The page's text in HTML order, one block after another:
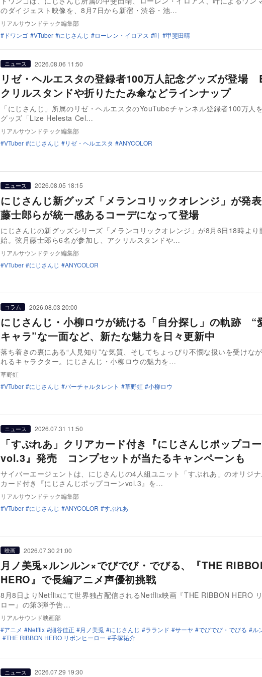
のダイジェスト映像を、8月7日から新宿・渋谷・池…
リアルサウンドテック編集部
ドワンゴ
VTuber にじさんじ ローレン・イロアス 叶 甲斐田晴
ニュース 2026.08.06 11:50
リゼ・ヘルエスタの登録者100万人記念グッズが登場
クリルスタンドや折りたたみ傘などラインナップ
「にじさんじ」所属のリゼ・ヘルエスタのYouTubeチャンネル登録者100万人
グッズ「Lize Helesta Cel…
リアルサウンドテック編集部
VTuber
にじさんじ リゼ・ヘルエスタ ANYCOLOR
ニュース 2026.08.05 18:15
にじさんじ新グッズ「メランコリックオレンジ」が発
藤士郎らが統一感あるコーデになって登場
にじさんじの新グッズシリーズ「メランコリックオレンジ」が8月6日18時より
始。弦月藤士郎ら6名が参加し、アクリルスタンドや…
リアルサウンドテック編集部
VTuber
にじさんじ ANYCOLOR
コラム 2026.08.03 20:00
にじさんじ・小柳ロウが続ける「自分探し」の軌跡 “
キャラ”な一面など、新たな魅力を日々更新中
落ち着きの裏にある“人見知り”な気質、そしてちょっぴり不憫な扱いを受けな
れるキャラクター。にじさんじ・小柳ロウの魅力を…
草野虹
VTuber
にじさんじ バーチャルタレント 草野虹 小柳ロウ
ニュース 2026.07.31 11:50
「すぷれあ」クリアカード付き『にじさんじポップコ
vol.3』発売 コンプセットが当たるキャンペーンも
サイバーエージェントは、にじさんじの4人組ユニット「すぷれあ」のオリジ
カード付き『にじさんじポップコーンvol.3』を…
リアルサウンドテック編集部
VTuber
にじさんじ ANYCOLOR すぷれあ
映画 2026.07.30 21:00
月ノ美兎×ルンルン×でびでび・でびる、『THE
HERO』で長編アニメ声優初挑戦
8月8日よりNetflixにて世界独占配信されるNetflix映画『THE RIBBON HERO
ロー』の第3弾予告…
リアルサウンド映画部
アニメ
Netflix 細谷佳正 月ノ美兎 にじさんじ ラランド サーヤ でびでび・でびる
ル
THE RIBBON HERO リボンヒーロー
手塚祐介
ニュース 2026.07.29 19:30